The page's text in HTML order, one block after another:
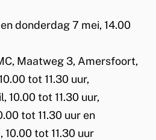
donderdag 7 mei, 14.00
Maatweg 3, Amersfoort,
tot 11.30 uur,
10.00 tot 11.30 uur,
tot 11.30 uur en
tot 11.30 uur